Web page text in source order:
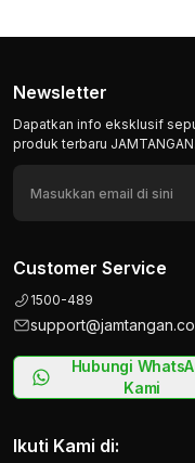
Newsletter
Dapatkan info eksklusif
produk terbaru
Customer Service
1500-489
Hubungi
Kami
Ikuti Kami di: